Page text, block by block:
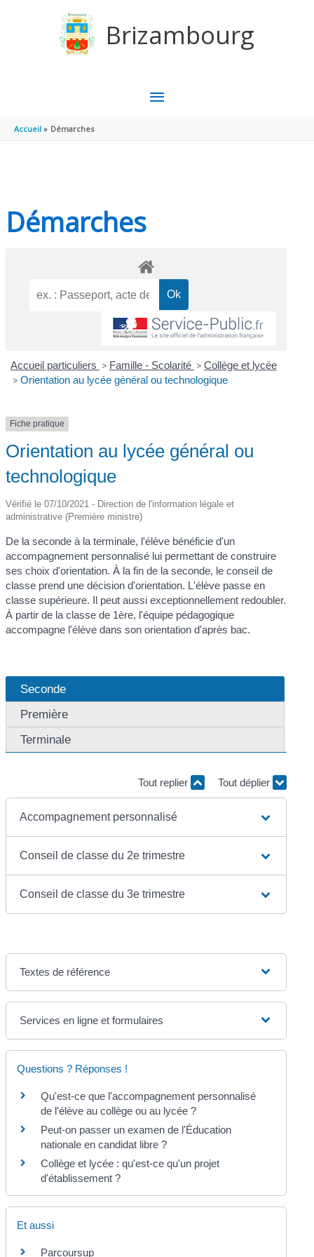
Brizambourg
MENU
Accueil Démarches
Démarches
Accueil particuliers > Famille - Scolarité > Collège et lycée
> Orientation au lycée général ou technologique
Fiche pratique
Orientation au lycée général ou
technologique
Vérifié le 07/10/2021 - Direction de l'information légale et
administrative (Première ministre)
De la seconde à la terminale, l'élève bénéficie d'un
accompagnement personnalisé lui permettant de construire
ses choix d'orientation. À la fin de la seconde, le conseil de
classe prend une décision d'orientation. L'élève passe en
classe supérieure. Il peut aussi exceptionnellement redoubler.
À partir de la classe de 1ère, l'équipe pédagogique
accompagne l'élève dans son orientation d'après bac.
Seconde
Première
Terminale
Tout replier Tout déplier
Accompagnement personnalisé
Conseil de classe du 2e trimestre
Conseil de classe du 3e trimestre
Textes de référence
Services en ligne et formulaires
Questions ? Réponses !
Qu'est-ce que l'accompagnement personnalisé
de l'élève au collège ou au lycée ?
Peut-on passer un examen de l'Éducation
nationale en candidat libre ?
Collège et lycée : qu'est-ce qu'un projet
d'établissement ?
Et aussi
Parcoursup